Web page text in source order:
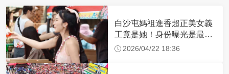
白沙屯媽祖進香超正美女義
工竟是她！身份曝光是最美
禮生 一輩子不結婚
2026/04/22 18:36